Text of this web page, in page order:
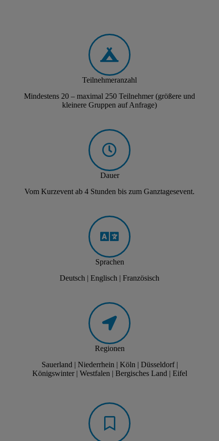
Teilnehmeranzahl
Mindestens 20 – maximal 250 Teilnehmer (größere und
kleinere Gruppen auf Anfrage)
Dauer
Vom Kurzevent ab 4 Stunden bis zum Ganztagesevent.
Sprachen
Deutsch | Englisch | Französisch
Regionen
Sauerland | Niederrhein | Köln | Düsseldorf |
Königswinter | Westfalen | Bergisches Land | Eifel